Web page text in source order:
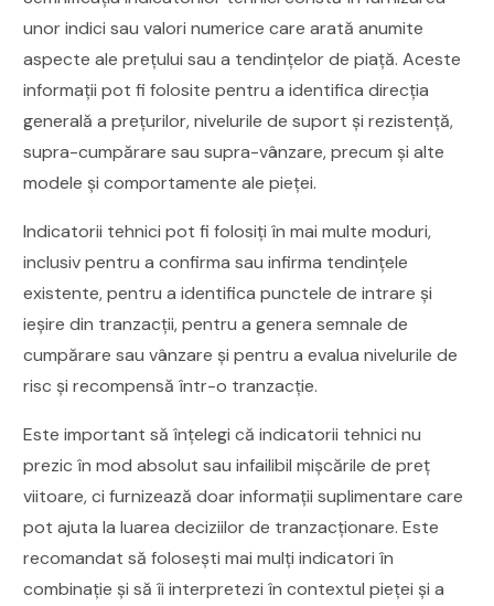
unor indici sau valori numerice care arată anumite
aspecte ale prețului sau a tendințelor de piață. Aceste
informații pot fi folosite pentru a identifica direcția
generală a prețurilor, nivelurile de suport și rezistență,
supra-cumpărare sau supra-vânzare, precum și alte
modele și comportamente ale pieței.
Indicatorii tehnici pot fi folosiți în mai multe moduri,
inclusiv pentru a confirma sau infirma tendințele
existente, pentru a identifica punctele de intrare și
ieșire din tranzacții, pentru a genera semnale de
cumpărare sau vânzare și pentru a evalua nivelurile de
risc și recompensă într-o tranzacție.
Este important să înțelegi că indicatorii tehnici nu
prezic în mod absolut sau infailibil mișcările de preț
viitoare, ci furnizează doar informații suplimentare care
pot ajuta la luarea deciziilor de tranzacționare. Este
recomandat să folosești mai mulți indicatori în
combinație și să îi interpretezi în contextul pieței și a